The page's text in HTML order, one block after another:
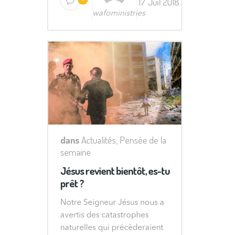
wafoministries
dansActualités, Pensée de la
semaine
Jésus revient bientôt, es-tu
prêt ?
Notre Seigneur Jésus nous a
avertis des catastrophes
naturelles qui précèderaient